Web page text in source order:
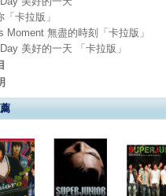
卡拉版」
Moment 無盡的時刻「卡拉版」
美好的一天 「卡拉版」